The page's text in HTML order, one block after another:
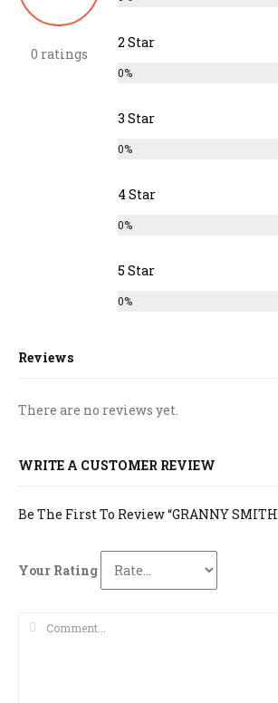
0 ratings
2 Star
0%
3 Star
0%
4 Star
0%
5 Star
0%
Reviews
There are no reviews yet.
WRITE A CUSTOMER REVIEW
Be The First To Review “GRANNY SMITH
Your Rating